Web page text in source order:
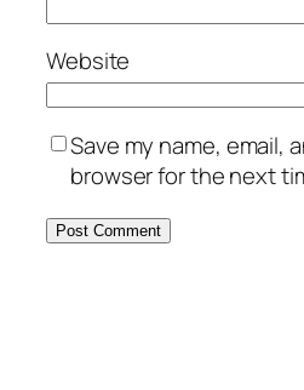
Website
Save my name, email,
browser for the next